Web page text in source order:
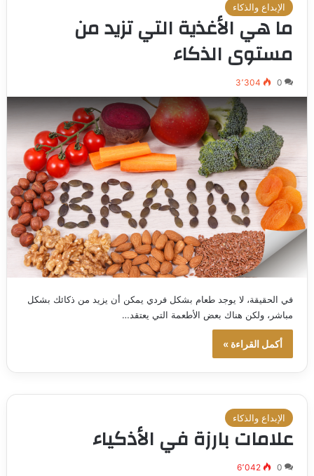
الإبداع والذكاء
ما هي الأغذية التي تزيد من
مستوى الذكاء
0 3٬304
في الحقيقة، لا يوجد طعام بشكل فردي يمكن أن يزيد من ذكائك بشكل
مباشر، ولكن هناك بعض الأطعمة التي يعتقد…
أكمل القراءة »
الإبداع والذكاء
علامات بارزة في الأذكياء
0 6٬042